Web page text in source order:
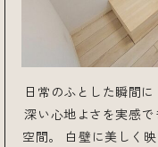
日常のふとした瞬間
深い心地よさを実感
空間。 白壁に美しく